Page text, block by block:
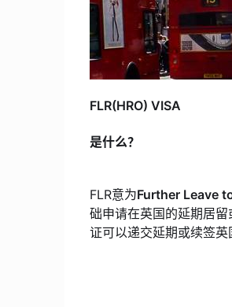
FLR(HRO) VISA
是什么？
FLR意为Further Leave
础申请在英国的延期居
证可以递交延期或续签英